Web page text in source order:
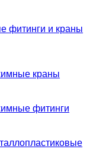
фитинги и краны
краны
фитинги